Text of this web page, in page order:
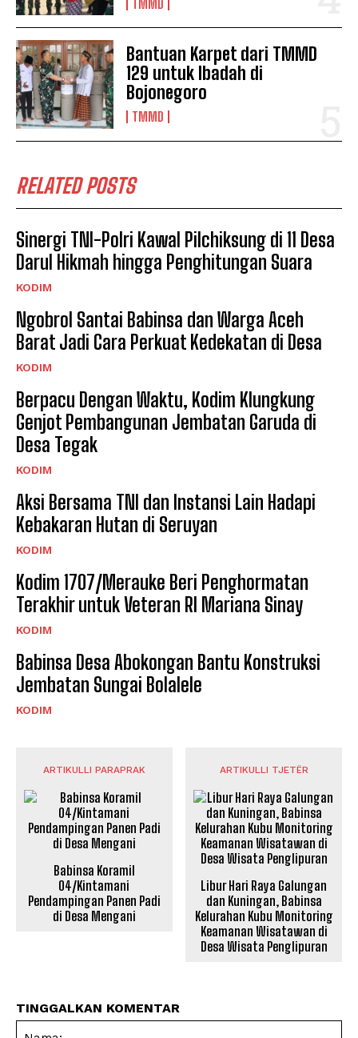
TMMD
Bantuan Karpet dari TMMD
129 untuk Ibadah di
Bojonegoro
TMMD
RELATED POSTS
Sinergi TNI-Polri Kawal Pilchiksung di 11 Desa
Darul Hikmah hingga Penghitungan Suara
KODIM
Ngobrol Santai Babinsa dan Warga Aceh
Barat Jadi Cara Perkuat Kedekatan di Desa
KODIM
Berpacu Dengan Waktu, Kodim Klungkung
Genjot Pembangunan Jembatan Garuda di
Desa Tegak
KODIM
Aksi Bersama TNI dan Instansi Lain Hadapi
Kebakaran Hutan di Seruyan
KODIM
Kodim 1707/Merauke Beri Penghormatan
Terakhir untuk Veteran RI Mariana Sinay
KODIM
Babinsa Desa Abokongan Bantu Konstruksi
Jembatan Sungai Bolalele
KODIM
ARTIKULLI PARAPRAK
Babinsa Koramil
04/Kintamani
Pendampingan Panen Padi
di Desa Mengani
ARTIKULLI TJETËR
Libur Hari Raya Galungan
dan Kuningan, Babinsa
Kelurahan Kubu Monitoring
Keamanan Wisatawan di
Desa Wisata Penglipuran
TINGGALKAN KOMENTAR